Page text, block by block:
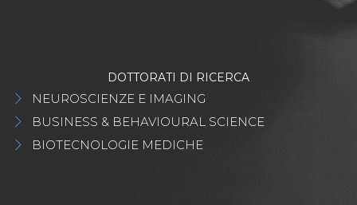
DOTTORATI DI RICERCA
NEUROSCIENZE E IMAGING
BUSINESS & BEHAVIOURAL SCIENCE
BIOTECNOLOGIE MEDICHE